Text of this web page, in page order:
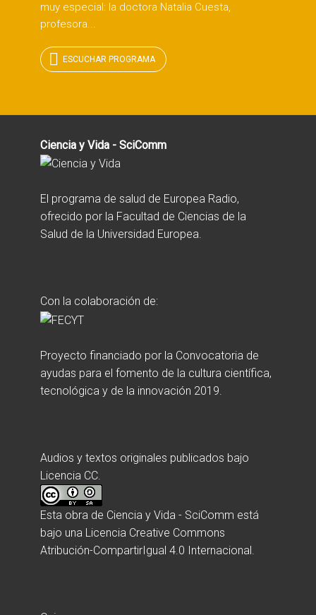
muy especial: la doctora Natalia Cuesta,
profesora...
ESCUCHAR PROGRAMA
Ciencia y Vida - SciComm
El programa de salud de Europea Radio,
ofrecido por la Facultad de Ciencias de la
Salud de la Universidad Europea.
Con la colaboración de:
Proyecto financiado por la Convocatoria de
ayudas para el fomento de la cultura científica,
tecnológica y de la innovación 2019.
Audios y textos originales publicados bajo
Licencia CC.
Esta obra de Ciencia y Vida - SciComm está
bajo una Licencia Creative Commons
Atribución-CompartirIgual 4.0 Internacional